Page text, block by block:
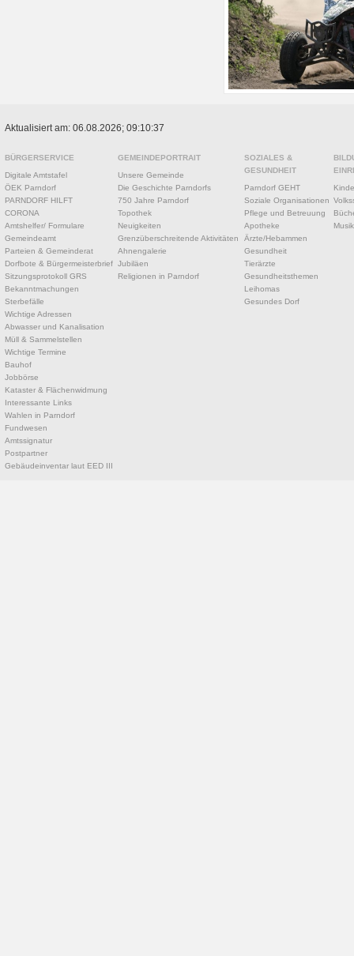
Aktualisiert am: 06.08.2026; 09:10:37
BÜRGERSERVICE
Digitale Amtstafel
ÖEK Parndorf
PARNDORF HILFT
CORONA
Amtshelfer/ Formulare
Gemeindeamt
Parteien & Gemeinderat
Dorfbote & Bürgermeisterbrief
Sitzungsprotokoll GRS
Bekanntmachungen
Sterbefälle
Wichtige Adressen
Abwasser und Kanalisation
Müll & Sammelstellen
Wichtige Termine
Bauhof
Jobbörse
Kataster & Flächenwidmung
Interessante Links
Wahlen in Parndorf
Fundwesen
Amtssignatur
Postpartner
Gebäudeinventar laut EED III
GEMEINDEPORTRAIT
Unsere Gemeinde
Die Geschichte Parndorfs
750 Jahre Parndorf
Topothek
Neuigkeiten
Grenzüberschreitende Aktivitäten
Ahnengalerie
Jubiläen
Religionen in Parndorf
SOZIALES &
GESUNDHEIT
Parndorf GEHT
Soziale Organisationen
Pflege und Betreuung
Apotheke
Ärzte/Hebammen
Gesundheit
Tierärzte
Gesundheitsthemen
Leihomas
Gesundes Dorf